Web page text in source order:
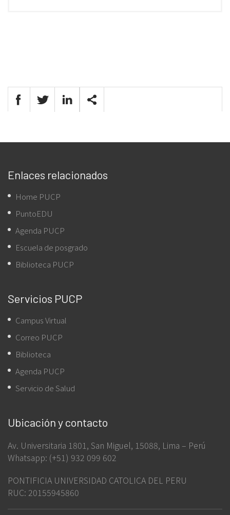
Enlaces relacionados
Home PUCP
PuntoEDU
Agenda PUCP
Escuela de posgrado
Biblioteca PUCP
Servicios PUCP
Campus Virtual
Correo PUCP
Biblioteca
Agenda PUCP
Servicio de Salud
Ubicación y contacto
Av. Universitaria 1801, San Miguel, 15088, Lima – Perú
Whatsapp: (+51) 932 099 602
PONTIFICIA UNIVERSIDAD CATOLICA DEL PERU
RUC: 20155945860